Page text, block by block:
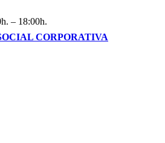
– 18:00h.
CORPORATIVA